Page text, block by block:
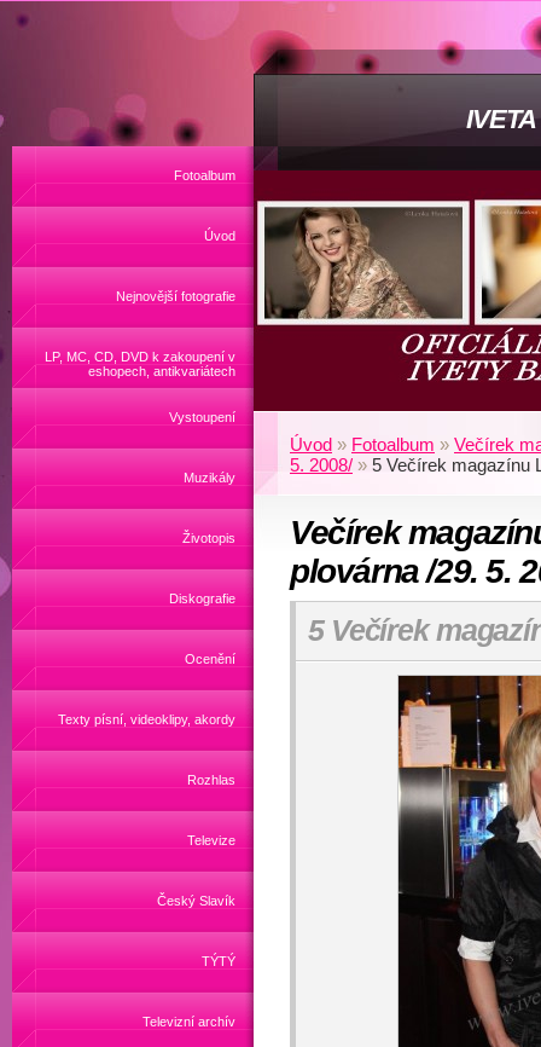
Fotoalbum
Úvod
Nejnovější fotografie
LP, MC, CD, DVD k zakoupení v
eshopech, antikvariátech
Vystoupení
Muzikály
Životopis
Diskografie
Ocenění
Texty písní, videoklipy, akordy
Rozhlas
Televize
Český Slavík
TÝTÝ
Televizní archív
Úvod » Fotoalbum » Večírek
5. 2008/ » 5 Večírek magazínu
Večírek
plovárna /29. 5.
5 Večírek